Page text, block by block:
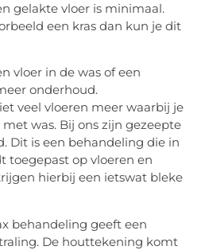
gelakte vloer is minimaal.
een kras dan kun je dit
vloer in de was of een
onderhoud.
veel vloeren meer waarbij je
was. Bij ons zijn gezeepte
Dit is een behandeling die in
toegepast op vloeren en
hierbij een ietswat bleke
behandeling geeft een
De houttekening komt